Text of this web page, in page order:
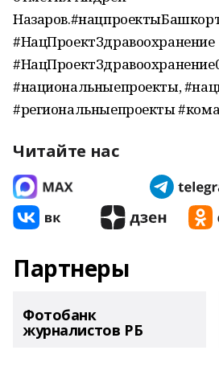
#НацПроектЗдравоохранение
#национальныепроекты,
#региональныепроекты
Читайте нас
Партнеры
Фотобанк
журналистов РБ